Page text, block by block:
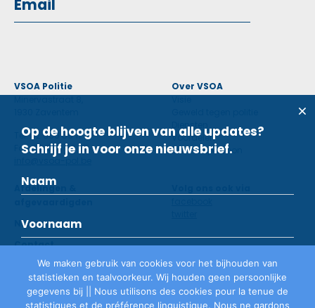
We maken gebruik van cookies voor het bijhouden van
statistieken en taalvoorkeur. Wij houden geen persoonlijke
gegevens bij || Nous utilisons des cookies pour la tenue de
statistiques et de préférence linguistique. Nous ne gardons
VSOA Politie
Tel: 02 660 59 11
Fax: 02 660 50 97
info@vsoa-pol.be
Over VSOA
Diensten
Voordelen
Contactpersoon
Afdelingen &
Nieuws
Contact
Lid worden
Op de hoogte blijven van alle updates?
Schrijf je in voor onze nieuwsbrief.